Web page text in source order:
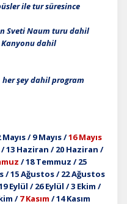
ile tur süresince
Sveti Naum turu dahil
dahil
şey dahil program
Mayıs / 9 Mayıs /16 Mayıs
13 Haziran / 20 Haziran /
/ 18 Temmuz / 25
/ 15 Ağustos / 22 Ağustos
Eylül / 26 Eylül / 3 Ekim /
/7 Kasım / 14 Kasım